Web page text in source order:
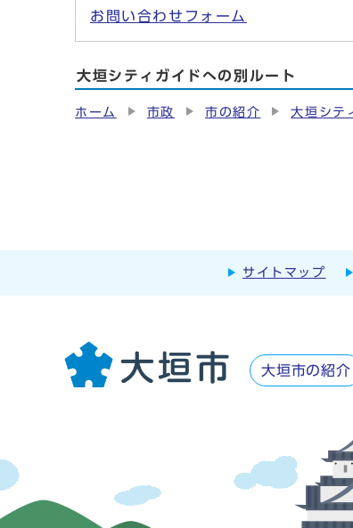
お問い合わせフォーム
大垣シティガイドへの別ルート
ホーム 市政 市の紹介 大垣シテ
サイトマップ
大垣市の紹介